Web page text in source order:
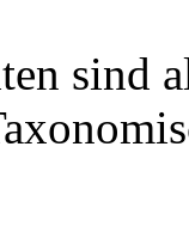
sind